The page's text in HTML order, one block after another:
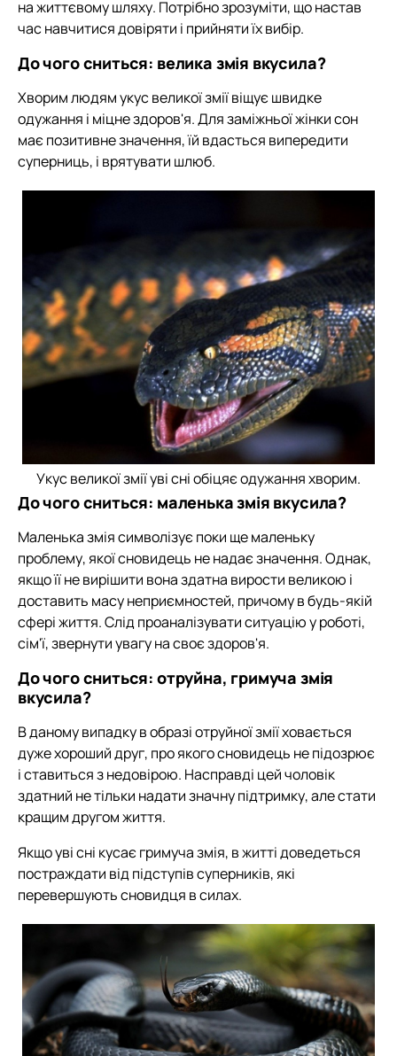
на життєвому шляху. Потрібно зрозуміти, що настав
час навчитися довіряти і прийняти їх вибір.
До чого сниться: велика змія вкусила?
Хворим людям укус великої змії віщує швидке
одужання і міцне здоров'я. Для заміжньої жінки сон
має позитивне значення, їй вдасться випередити
суперниць, і врятувати шлюб.
Укус великої змії уві сні обіцяє одужання хворим.
До чого сниться: маленька змія вкусила?
Маленька змія символізує поки ще маленьку
проблему, якої сновидець не надає значення. Однак,
якщо її не вирішити вона здатна вирости великою і
доставить масу неприємностей, причому в будь-якій
сфері життя. Слід проаналізувати ситуацію у роботі,
сім'ї, звернути увагу на своє здоров'я.
До чого сниться: отруйна, гримуча змія
вкусила?
В даному випадку в образі отруйної змії ховається
дуже хороший друг, про якого сновидець не підозрює
і ставиться з недовірою. Насправді цей чоловік
здатний не тільки надати значну підтримку, але стати
кращим другом життя.
Якщо уві сні кусає гримуча змія, в житті доведеться
постраждати від підступів суперників, які
перевершують сновидця в силах.